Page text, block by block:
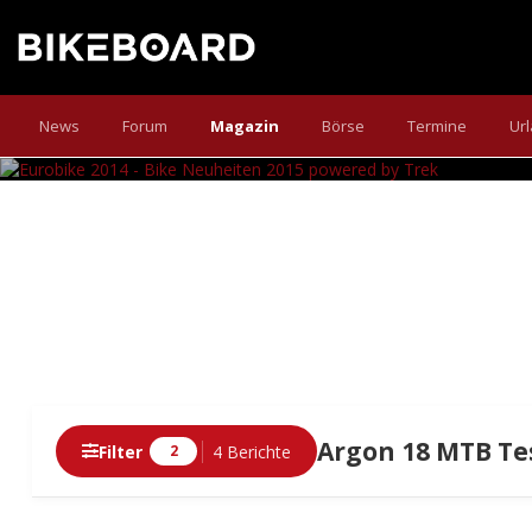
News Forum Magazin Börse Termine
EUROBIKE
Die Messe ist geschlagen, unser Report
Argon 18 MTB
Filter 2 4 Berichte